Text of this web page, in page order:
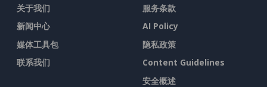
关于我们
新闻中心
媒体工具包
联系我们
服务条款
AI Policy
隐私政策
Content Guidelines
安全概述